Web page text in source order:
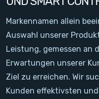
Other
Filter
Neuigkeiten
Markennamen allein
Auswahl unserer
Leistung, gemessen an
Erwartungen unserer
Ziel zu erreichen. Wir
Kunden effektivsten